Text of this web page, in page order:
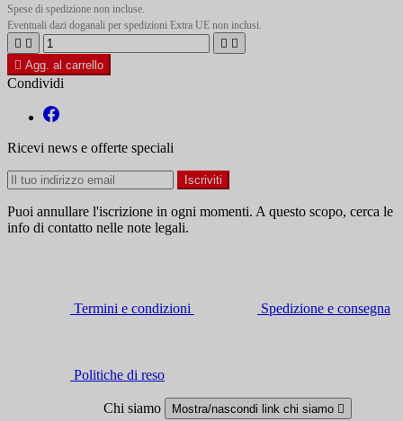
Spese di spedizione non incluse.
Eventuali dazi doganali per spedizioni Extra UE non inclusi.
   
 Agg. al carrello
Condividi
Ricevi news e offerte speciali
Puoi annullare l'iscrizione in ogni momenti. A questo scopo, cerca le
info di contatto nelle note legali.
Termini e condizioni Spedizione e consegna
Politiche di reso
Chi siamo Mostra/nascondi link chi siamo 